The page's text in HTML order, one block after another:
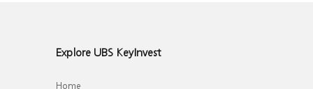
Explore UBS KeyInvest
Home